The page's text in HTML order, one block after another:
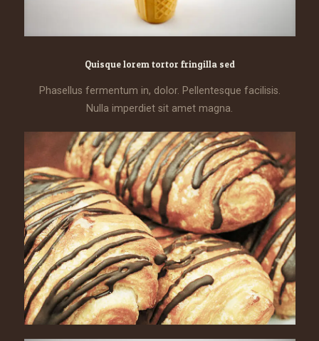
Quisque lorem tortor fringilla sed
Phasellus fermentum in, dolor. Pellentesque facilisis.
Nulla imperdiet sit amet magna.